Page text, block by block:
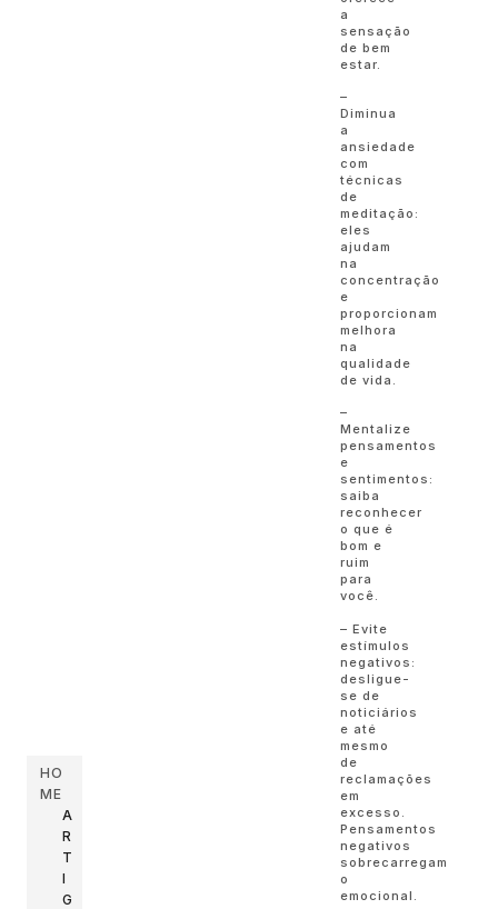
HO
ME
A
R
T
I
G
a
sensação
de bem
estar.
–
Diminua
a
ansiedade
com
técnicas
de
meditação:
eles
ajudam
na
concentração
e
proporcionam
melhora
na
qualidade
de vida.
–
Mentalize
pensamentos
e
sentimentos:
saiba
reconhecer
o que é
bom e
ruim
para
você.
– Evite
estímulos
negativos:
desligue-
se de
noticiários
e até
mesmo
de
reclamações
em
excesso.
Pensamentos
negativos
sobrecarregam
o
emocional.